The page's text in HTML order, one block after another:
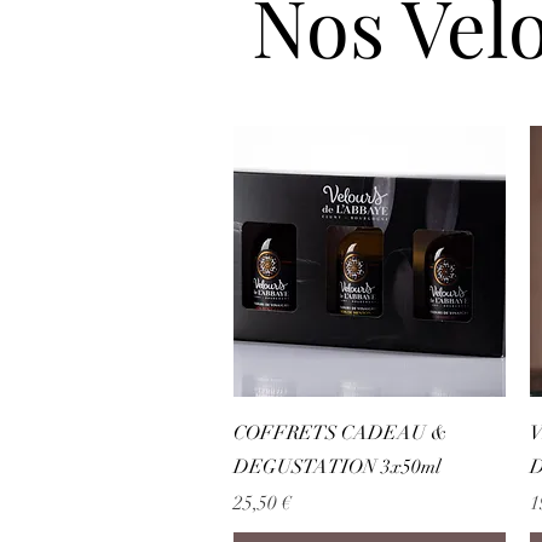
Nos
Aperçu rapide
COFFRETS CADEAU &
DEGUSTATION 3x50ml
Prix
25,50 €